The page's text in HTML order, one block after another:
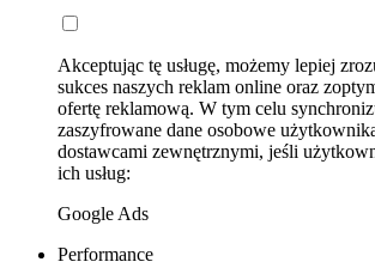
Akceptując tę usługę, możemy lepiej
sukces naszych reklam online oraz
ofertę reklamową. W tym celu
zaszyfrowane dane osobowe
dostawcami zewnętrznymi, jeśli
ich usług:
Google Ads
Performance